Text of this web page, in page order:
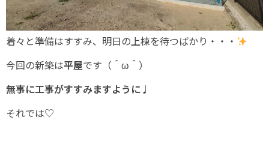
着々と準備はすすみ、明日の上棟を待つばかり・・・
今回の新築は平屋です（＾ω＾）
無事に工事がすすみますように♩
それでは♡